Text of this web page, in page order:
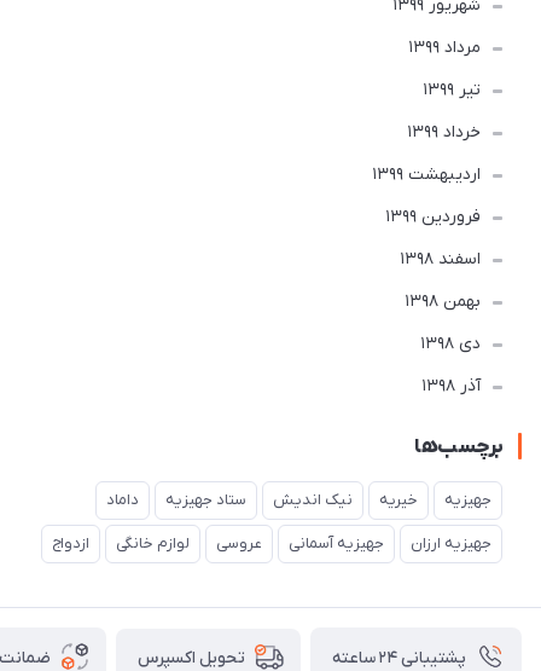
شهریور 1399
مرداد 1399
تير 1399
خرداد 1399
ارديبهشت 1399
فروردین 1399
اسفند 1398
بهمن 1398
دی 1398
آذر 1398
برچسب‌ها
جهیزیه خیریه نیک اندیش ستاد جهیزیه داماد
جهیزیه ارزان جهیزیه آسمانی عروسی لوازم خانگی ازدواج
پشتیبانی ۲۴ ساعته تحویل اکسپرس ضمانت